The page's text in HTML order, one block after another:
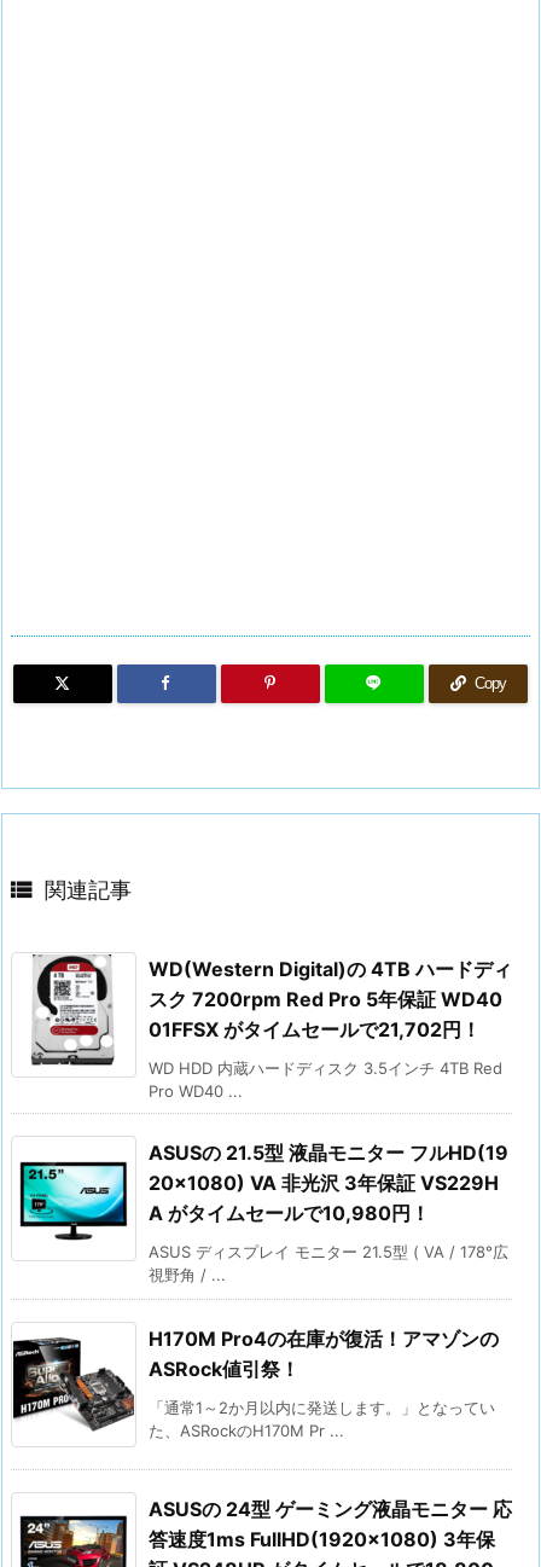
Copy
 関連記事
WD(Western Digital)の 4TB ハードディ
スク 7200rpm Red Pro 5年保証 WD40
01FFSX がタイムセールで21,702円！
WD HDD 内蔵ハードディスク 3.5インチ 4TB Red
Pro WD40 ...
ASUSの 21.5型 液晶モニター フルHD(19
20×1080) VA 非光沢 3年保証 VS229H
A がタイムセールで10,980円！
ASUS ディスプレイ モニター 21.5型 ( VA / 178°広
視野角 / ...
H170M Pro4の在庫が復活！アマゾンの
ASRock値引祭！
「通常1～2か月以内に発送します。」となってい
た、ASRockのH170M Pr ...
ASUSの 24型 ゲーミング液晶モニター 応
答速度1ms FullHD(1920×1080) 3年保